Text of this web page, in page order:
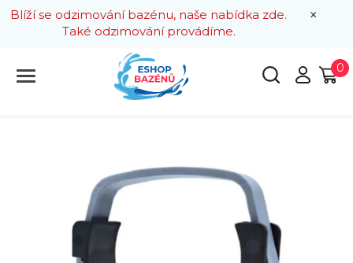
×
Blíží se odzimování bazénu, naše nabídka zde.
Také odzimování provádíme.
0